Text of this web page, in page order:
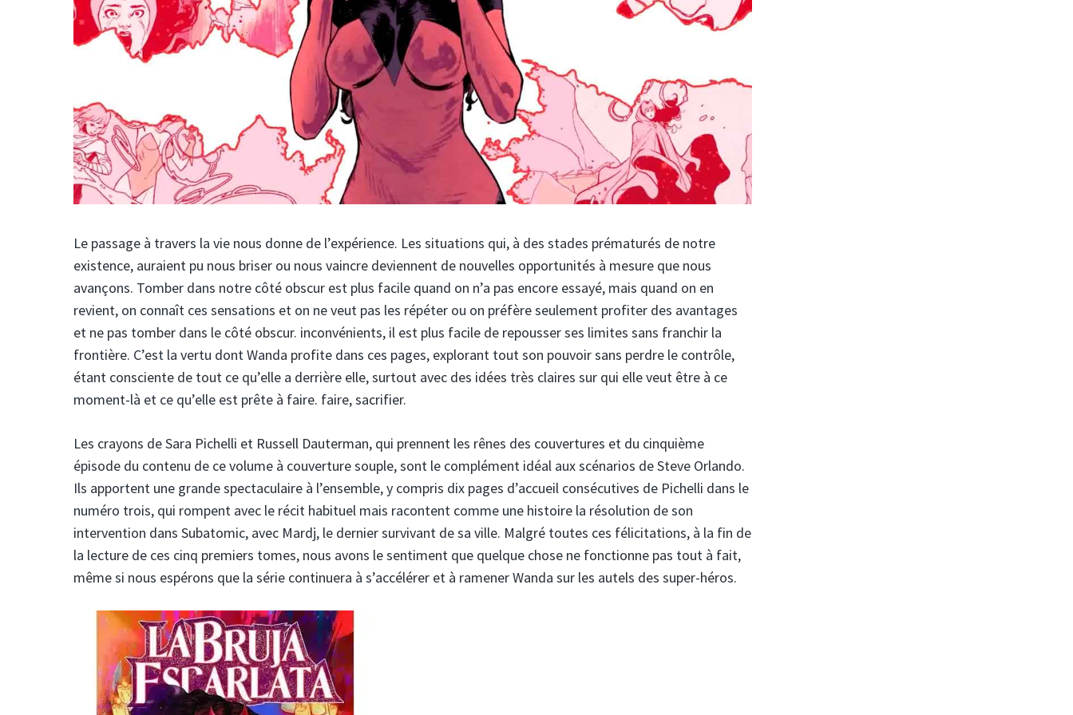
Le passage à travers la vie nous donne de l’expérience. Les situations qui, à des stades prématurés de notre
existence, auraient pu nous briser ou nous vaincre deviennent de nouvelles opportunités à mesure que nous
avançons. Tomber dans notre côté obscur est plus facile quand on n’a pas encore essayé, mais quand on en
revient, on connaît ces sensations et on ne veut pas les répéter ou on préfère seulement profiter des avantages
et ne pas tomber dans le côté obscur. inconvénients, il est plus facile de repousser ses limites sans franchir la
frontière. C’est la vertu dont Wanda profite dans ces pages, explorant tout son pouvoir sans perdre le contrôle,
étant consciente de tout ce qu’elle a derrière elle, surtout avec des idées très claires sur qui elle veut être à ce
moment-là et ce qu’elle est prête à faire. faire, sacrifier.
Les crayons de Sara Pichelli et Russell Dauterman, qui prennent les rênes des couvertures et du cinquième
épisode du contenu de ce volume à couverture souple, sont le complément idéal aux scénarios de Steve Orlando.
Ils apportent une grande spectaculaire à l’ensemble, y compris dix pages d’accueil consécutives de Pichelli dans le
numéro trois, qui rompent avec le récit habituel mais racontent comme une histoire la résolution de son
intervention dans Subatomic, avec Mardj, le dernier survivant de sa ville. Malgré toutes ces félicitations, à la fin de
la lecture de ces cinq premiers tomes, nous avons le sentiment que quelque chose ne fonctionne pas tout à fait,
même si nous espérons que la série continuera à s’accélérer et à ramener Wanda sur les autels des super-héros.